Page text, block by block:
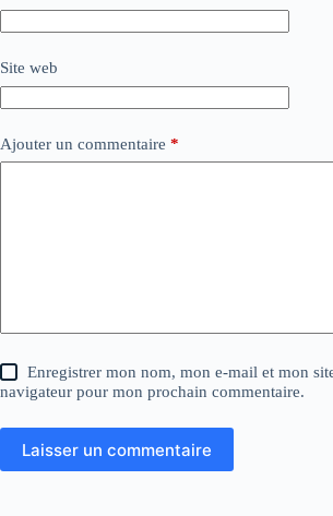
Site web
Ajouter un commentaire *
Enregistrer mon nom, mon e-mail et mon
navigateur pour mon prochain commentaire.
Laisser un commentaire